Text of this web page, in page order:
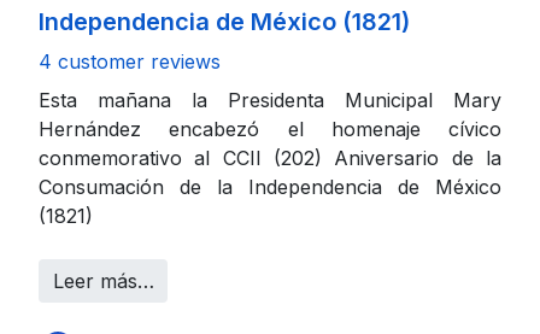
Independencia de México (1821)
4 customer reviews
Esta mañana la Presidenta Municipal Mary
Hernández encabezó el homenaje cívico
conmemorativo al CCII (202) Aniversario de la
Consumación de la Independencia de México
(1821)
Leer más…